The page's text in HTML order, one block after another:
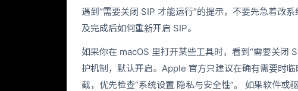
遇到“需要关闭 SIP 才能运行”的提示，不要先急着改
及完成后如何重新开启 SIP。
如果你在 macOS 里打开某些工具时，看到“需要关
护机制，默认开启。Apple 官方只建议在确有需要时
截，优先检查“系统设置 隐私与安全性”。 如果软件或